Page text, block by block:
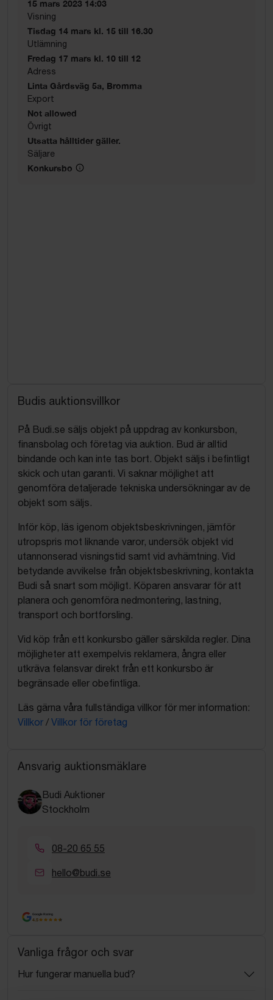
15 mars 2023 14:03
Visning
Tisdag 14 mars kl. 15 till 16.30
Utlämning
Fredag 17 mars kl. 10 till 12
Adress
Linta Gårdsväg 5a, Bromma
Export
Not allowed
Övrigt
Utsatta hålltider gäller.
Säljare
Konkursbo
Budis auktionsvillkor
På Budi.se säljs objekt på uppdrag av konkursbon,
finansbolag och företag via auktion. Bud är alltid
bindande och kan inte tas bort. Objekt säljs i befintligt
skick och utan garanti. Vi saknar möjlighet att
genomföra detaljerade tekniska undersökningar av de
objekt som säljs.
Inför köp, läs igenom objektsbeskrivningen, jämför
utropspris mot liknande varor, undersök objekt vid
utannonserad visningstid samt vid avhämtning. Vid
betydande avvikelse från objektsbeskrivning, kontakta
Budi så snart som möjligt. Köparen ansvarar för att
planera och genomföra nedmontering, lastning,
transport och bortforsling.
Vid köp från ett konkursbo gäller särskilda regler. Dina
möjligheter att exempelvis reklamera, ångra eller
utkräva felansvar direkt från ett konkursbo är
begränsade eller obefintliga.
Läs gärna våra fullständiga villkor för mer information:
Villkor / Villkor för företag
Ansvarig auktionsmäklare
Budi Auktioner
Stockholm
08-20 65 55
hello@budi.se
Google Rating
4.5
Vanliga frågor och svar
Hur fungerar manuella bud?